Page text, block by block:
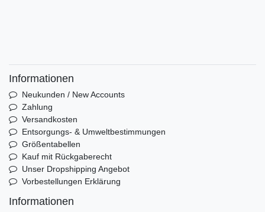
Informationen
Neukunden / New Accounts
Zahlung
Versandkosten
Entsorgungs- & Umweltbestimmungen
Größentabellen
Kauf mit Rückgaberecht
Unser Dropshipping Angebot
Vorbestellungen Erklärung
Informationen